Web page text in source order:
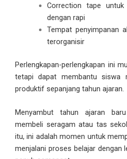
Correction tape untuk
dengan rapi
Tempat penyimpanan
terorganisir
Perlengkapan-perlengkapan ini
tetapi dapat membantu siswa
produktif sepanjang tahun ajaran.
Menyambut tahun ajaran
membeli seragam atau tas
itu, ini adalah momen untuk
menjalani proses belajar dengan